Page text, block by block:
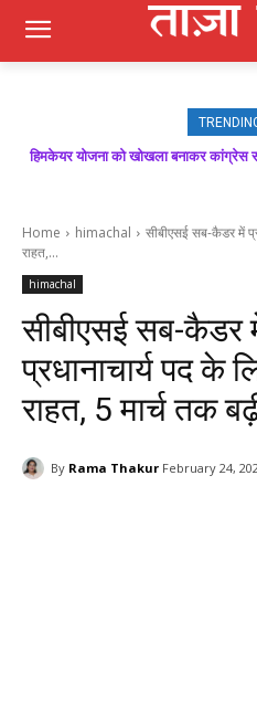
हिमकेयर योजना को खोखला बनाकर कांग्रेस
Home himachal
सीबीएसई सब-कैडर में
राहत,...
himachal
सीबीएसई सब-कैडर
प्रधानाचार्य पद के
राहत, 5 मार्च तक
By Rama Thakur February 24,